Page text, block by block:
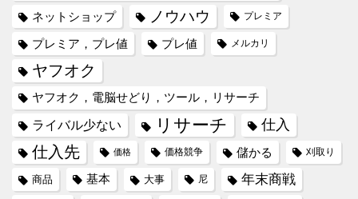
ネットショップ ノウハウ プレミア
プレミア，プレ値 プレ値 メルカリ
ヤフオク
ヤフオク，電脳せどり，ツール，リサーチ
ライバル少ない リサーチ 仕入
仕入先 価格 価格競争 儲かる 刈取り
商品 基本 大事 尼 年末商戦